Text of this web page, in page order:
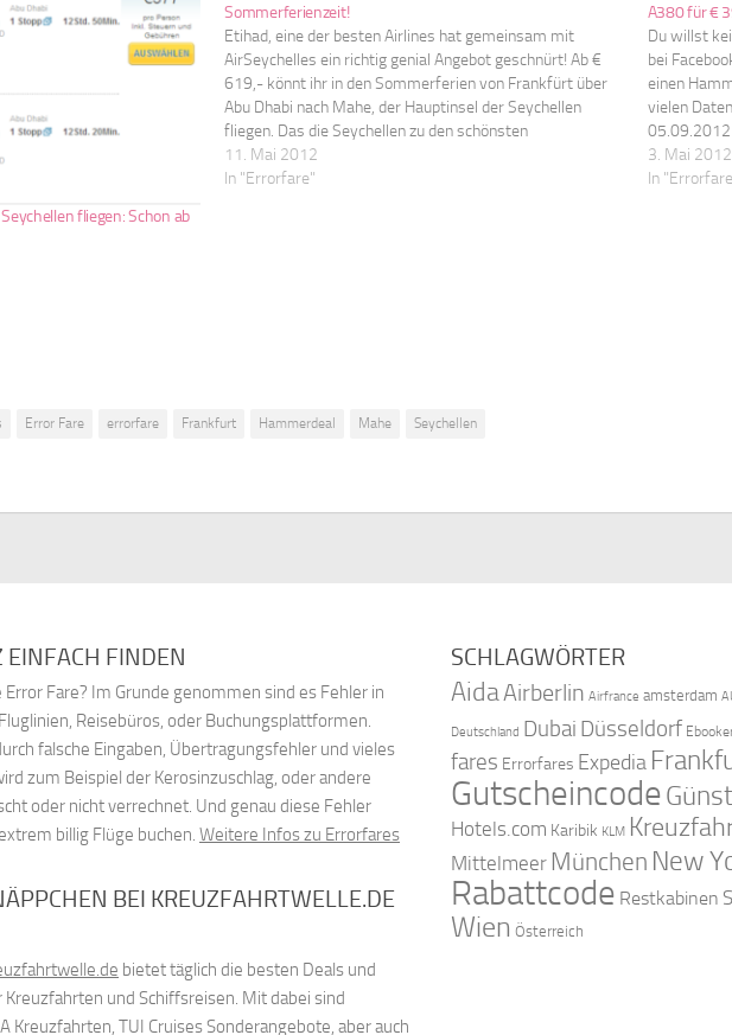
fliegen: Schon ab
Sommerferienzeit!
Etihad, eine der besten Airlines hat gemeinsam mit
AirSeychelles ein richtig genial Angebot geschnürt! Ab €
619,- könnt ihr in den Sommerferien von Frankfürt über
Abu Dhabi nach Mahe, der Hauptinsel der Seychellen
fliegen. Das die Seychellen zu den schönsten
Reisedestinationen der Welt gehören, brauchen wir euch
ja wahrscheinlich nicht…
11. Mai 2012
In "Errorfare"
A380 für €
Du willst
bei
einen
vielen
05.09.2012
der
3. Mai 2012
In
Error Fare errorfare Frankfurt Hammerdeal Mahe Seychellen
EINFACH FINDEN
Fare? Im Grunde genommen sind es Fehler in
Reisebüros, oder Buchungsplattformen.
falsche Eingaben, Übertragungsfehler und vieles
zum Beispiel der Kerosinzuschlag, oder andere
oder nicht verrechnet. Und genau diese Fehler
billig Flüge buchen. Weitere Infos zu Errorfares
BEI KREUZFAHRTWELLE.DE
bietet täglich die besten Deals und
und Schiffsreisen. Mit dabei sind
Kreuzfahrten, TUI Cruises Sonderangebote, aber auch
SCHLAGWÖRTER
AidaAirberlin Airfrance amsterdam
Deutschland Dubai Düsseldorf
fares Errorfares Expedia
Gutscheincode
Hotels.com Karibik KLM
Mittelmeer München New
Rabattcode Restkabinen
Wien Österreich